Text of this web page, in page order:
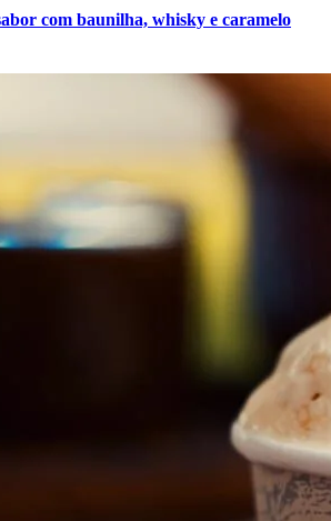
com baunilha, whisky e caramelo